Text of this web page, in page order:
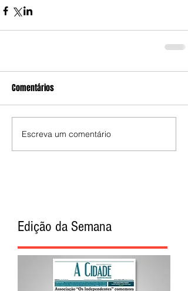
Comentários
Escreva um comentário
Edição da Semana